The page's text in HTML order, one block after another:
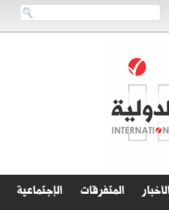
الأخبار المتفرقات الإجتماعية